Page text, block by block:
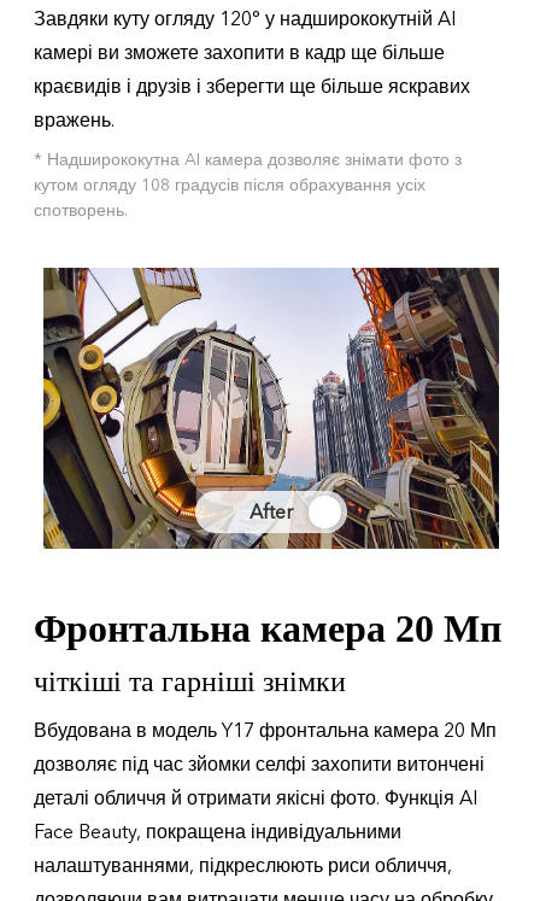
Завдяки куту огляду 120° у надширококутній AI
камері ви зможете захопити в кадр ще більше
краєвидів і друзів і зберегти ще більше яскравих
вражень.
* Надширококутна AI камера дозволяє знімати фото з
кутом огляду 108 градусів після обрахування усіх
спотворень.
After
Фронтальна камера 20 Мп
чіткіші та гарніші знімки
Вбудована в модель Y17 фронтальна камера 20 Мп
дозволяє під час зйомки селфі захопити витончені
деталі обличчя й отримати якісні фото. Функція AI
Face Beauty, покращена індивідуальними
налаштуваннями, підкреслюють риси обличчя,